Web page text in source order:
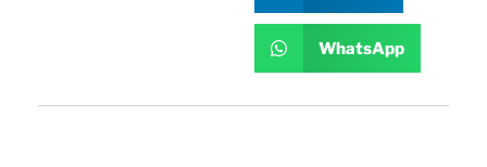
WhatsApp